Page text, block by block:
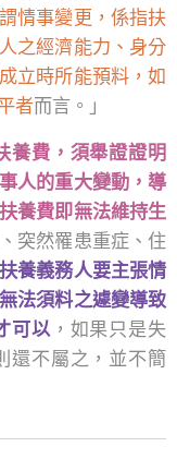
情事變更，係指扶
之經濟能力、身分
立時所能預料，如
者而言。」
養費，須舉證證明
人的重大變動，導
養費即無法維持生
突然罹患重症、住
扶養義務人要主張情
法須料之遽變導致
可以，如果只是失
還不屬之，並不簡